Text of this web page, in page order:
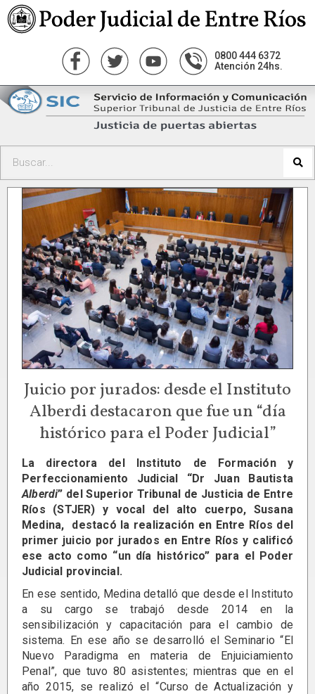
0800 444 6372
Atención 24hs.
Juicio por jurados: desde el Instituto
Alberdi destacaron que fue un “día
histórico para el Poder Judicial”
La directora del Instituto de Formación y
Perfeccionamiento Judicial “Dr Juan Bautista
Alberdi” del Superior Tribunal de Justicia de Entre
Ríos (STJER) y vocal del alto cuerpo, Susana
Medina, destacó la realización en Entre Ríos del
primer juicio por jurados en Entre Ríos y calificó
ese acto como “un día histórico” para el Poder
Judicial provincial.
En ese sentido, Medina detalló que desde el Instituto
a su cargo se trabajó desde 2014 en la
sensibilización y capacitación para el cambio de
sistema. En ese año se desarrolló el Seminario “El
Nuevo Paradigma en materia de Enjuiciamiento
Penal”, que tuvo 80 asistentes; mientras que en el
año 2015, se realizó el “Curso de Actualización y